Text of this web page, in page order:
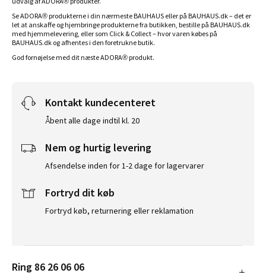
Se ADORA® produkterne i din nærmeste BAUHAUS eller på BAUHAUS.dk – det er
let at anskaffe og hjembringe produkterne fra butikken, bestille på BAUHAUS.dk
med hjemmelevering, eller som Click & Collect – hvor varen købes på
BAUHAUS.dk og afhentes i den foretrukne butik.
God fornøjelse med dit næste ADORA® produkt.
Kontakt kundecenteret
Åbent alle dage indtil kl. 20
Nem og hurtig levering
Afsendelse inden for 1-2 dage for lagervarer
Fortryd dit køb
Fortryd køb, returnering eller reklamation
Ring 86 26 06 06